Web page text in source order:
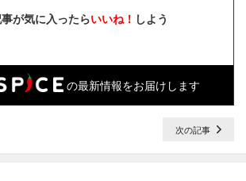
が気に入ったらいいね！ しよう
の最新情報をお届けします
次の記事